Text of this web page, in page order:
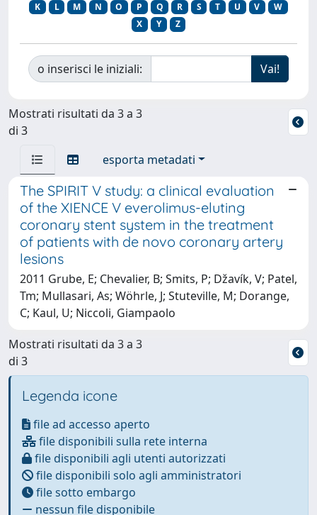
K
L M N O P Q R S T U V
W
X
Y Z
o inserisci le iniziali:
Mostrati risultati da 3 a 3
di 3
esporta metadati
The SPIRIT V study: a clinical evaluation
of the XIENCE V everolimus-eluting
coronary stent system in the treatment
of patients with de novo coronary artery
lesions
2011 Grube, E; Chevalier, B; Smits, P; Džavík, V; Patel,
Tm; Mullasari, As; Wöhrle, J; Stuteville, M; Dorange,
C; Kaul, U; Niccoli, Giampaolo
Mostrati risultati da 3 a 3
di 3
Legenda icone
file ad accesso aperto
file disponibili sulla rete interna
file disponibili agli utenti autorizzati
file disponibili solo agli amministratori
file sotto embargo
nessun file disponibile